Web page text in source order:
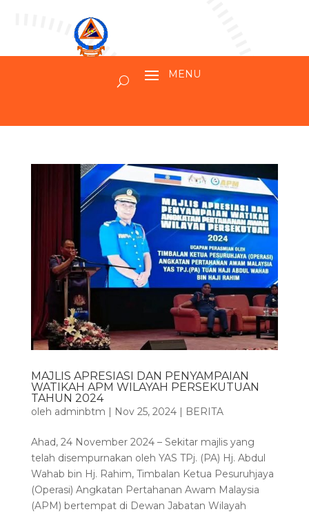
MAJLIS APRESIASI DAN PENYAMPAIAN
WATIKAH APM WILAYAH PERSEKUTUAN
TAHUN 2024
oleh adminbtm | Nov 25, 2024| BERITA
Ahad, 24 November 2024 – Sekitar majlis yang
telah disempurnakan oleh YAS TPj. (PA) Hj. Abdul
Wahab bin Hj. Rahim, Timbalan Ketua Pesuruhjaya
(Operasi) Angkatan Pertahanan Awam Malaysia
(APM) bertempat di Dewan Jabatan Wilayah